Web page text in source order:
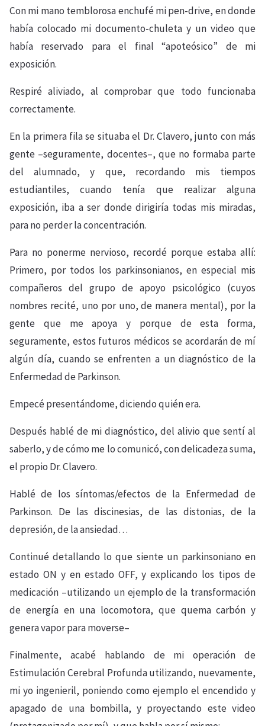
Con mi mano temblorosa enchufé mi pen-drive, en donde
había colocado mi documento-chuleta y un video que
había reservado para el final “apoteósico” de mi
exposición.
Respiré aliviado, al comprobar que todo funcionaba
correctamente.
En la primera fila se situaba el Dr. Clavero, junto con más
gente –seguramente, docentes–, que no formaba parte
del alumnado, y que, recordando mis tiempos
estudiantiles, cuando tenía que realizar alguna
exposición, iba a ser donde dirigiría todas mis miradas,
para no perder la concentración.
Para no ponerme nervioso, recordé porque estaba allí:
Primero, por todos los parkinsonianos, en especial mis
compañeros del grupo de apoyo psicológico (cuyos
nombres recité, uno por uno, de manera mental), por la
gente que me apoya y porque de esta forma,
seguramente, estos futuros médicos se acordarán de mí
algún día, cuando se enfrenten a un diagnóstico de la
Enfermedad de Parkinson.
Empecé presentándome, diciendo quién era.
Después hablé de mi diagnóstico, del alivio que sentí al
saberlo, y de cómo me lo comunicó, con delicadeza suma,
el propio Dr. Clavero.
Hablé de los síntomas/efectos de la Enfermedad de
Parkinson. De las discinesias, de las distonias, de la
depresión, de la ansiedad…
Continué detallando lo que siente un parkinsoniano en
estado ON y en estado OFF, y explicando los tipos de
medicación –utilizando un ejemplo de la transformación
de energía en una locomotora, que quema carbón y
genera vapor para moverse–
Finalmente, acabé hablando de mi operación de
Estimulación Cerebral Profunda utilizando, nuevamente,
mi yo ingenieril, poniendo como ejemplo el encendido y
apagado de una bombilla, y proyectando este video